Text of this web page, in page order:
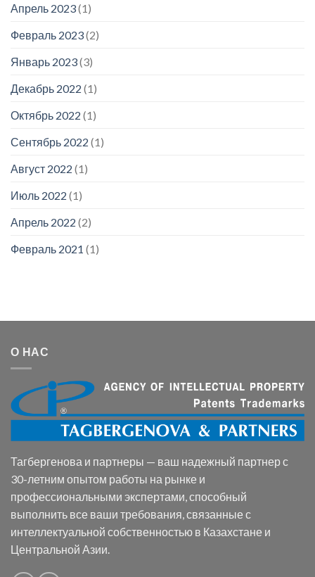
Апрель 2023(1)
Февраль 2023(2)
Январь 2023(3)
Декабрь 2022 (1)
Октябрь 2022 (1)
Сентябрь 2022 (1)
Август 2022 (1)
Июль 2022 (1)
Апрель 2022 (2)
Февраль 2021 (1)
О НАС
Тагбергенова и партнеры — ваш надежный партнер с
30-летним опытом работы на рынке и
профессиональными экспертами, способный
выполнить все ваши требования, связанные с
интеллектуальной собственностью в Казахстане и
Центральной Азии.